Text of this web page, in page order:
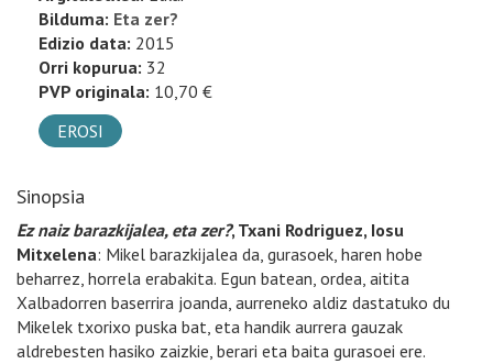
Bilduma: Eta zer?
Edizio data: 2015
Orri kopurua: 32
PVP originala: 10,70 €
EROSI
Sinopsia
Ez naiz barazkijalea, eta zer?, Txani Rodriguez, Iosu
Mitxelena: Mikel barazkijalea da, gurasoek, haren hobe
beharrez, horrela erabakita. Egun batean, ordea, aitita
Xalbadorren baserrira joanda, aurreneko aldiz dastatuko du
Mikelek txorixo puska bat, eta handik aurrera gauzak
aldrebesten hasiko zaizkie, berari eta baita gurasoei ere.